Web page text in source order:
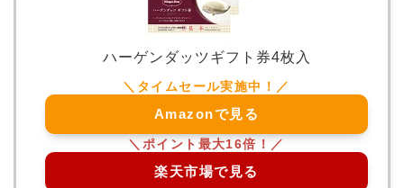
ハーゲンダッツギフト券4枚入
Amazonで見る
楽天市場で見る